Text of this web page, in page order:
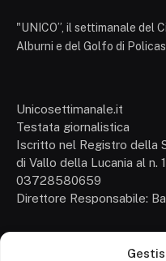
"UNICO”, il settimanale del
Alburni e del Golfo di
Unicosettimanale.it
Testata giornalistica
Iscritto nel Registro della
di Vallo della Lucania al n.
03728580659
Direttore Responsabile: